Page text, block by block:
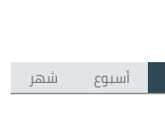
أسبوع شهر